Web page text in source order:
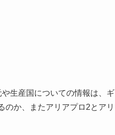
生産国についての情報は、ギ
のか、またアリアプロ2とアリ